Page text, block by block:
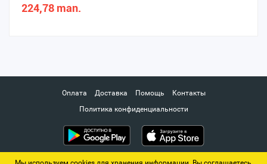
224,78 man.
Оплата Доставка Помощь
Контакты
Политика конфиденциальности